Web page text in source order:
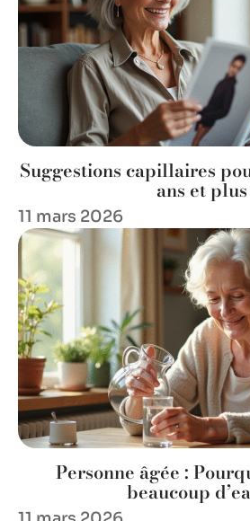
Suggestions capillaires
ans et plus
11 mars 2026
Personne âgée :
beaucoup